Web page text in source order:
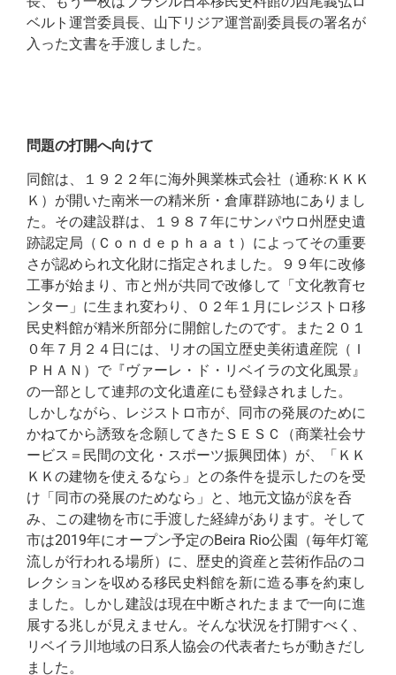
ベルト運営委員長、山下リジア運営副委員長の署名が
入った文書を手渡しました。
問題の打開へ向けて
同館は、１９２２年に海外興業株式会社（通称:ＫＫＫ
Ｋ）が開いた南米一の精米所・倉庫群跡地にありまし
た。その建設群は、１９８７年にサンパウロ州歴史遺
跡認定局（Ｃｏｎｄｅｐｈａａｔ）によってその重要
さが認められ文化財に指定されました。９９年に改修
工事が始まり、市と州が共同で改修して「文化教育セ
ンター」に生まれ変わり、０２年１月にレジストロ移
民史料館が精米所部分に開館したのです。また２０１
０年７月２４日には、リオの国立歴史美術遺産院（Ｉ
ＰＨＡＮ）で『ヴァーレ・ド・リベイラの文化風景』
の一部として連邦の文化遺産にも登録されました。
しかしながら、レジストロ市が、同市の発展のために
かねてから誘致を念願してきたＳＥＳＣ（商業社会サ
ービス＝民間の文化・スポーツ振興団体）が、「ＫＫ
ＫＫの建物を使えるなら」との条件を提示したのを受
け「同市の発展のためなら」と、地元文協が涙を呑
み、この建物を市に手渡した経緯があります。そして
市は2019年にオープン予定のBeira Rio公園（毎年灯篭
流しが行われる場所）に、歴史的資産と芸術作品のコ
レクションを収める移民史料館を新に造る事を約束し
ました。しかし建設は現在中断されたままで一向に進
展する兆しが見えません。そんな状況を打開すべく、
リベイラ川地域の日系人協会の代表者たちが動きだし
ました。